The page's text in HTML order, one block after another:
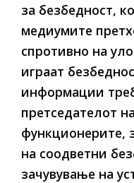
за безбедност,
медиумите
спротивно на
играат
информации
претседателот
функционерите,
на соодветни
зачувување на